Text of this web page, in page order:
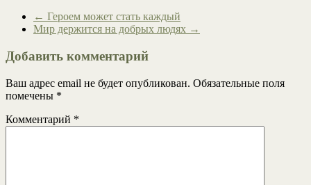
← Героем может стать каждый
Мир держится на добрых людях →
Добавить комментарий
Ваш адрес email не будет опубликован. Обязательные поля
помечены *
Комментарий *